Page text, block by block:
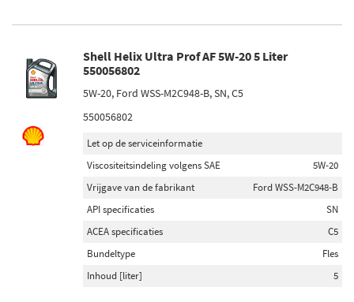
Shell Helix Ultra Prof AF 5W-20 5 Liter
550056802
5W-20, Ford WSS-M2C948-B, SN, C5
550056802
Let op de serviceinformatie
Viscositeitsindeling volgens SAE
5W-20
Vrijgave van de fabrikant
Ford WSS-M2C948-B
API specificaties
SN
ACEA specificaties
C5
Bundeltype
Fles
Inhoud [liter]
5